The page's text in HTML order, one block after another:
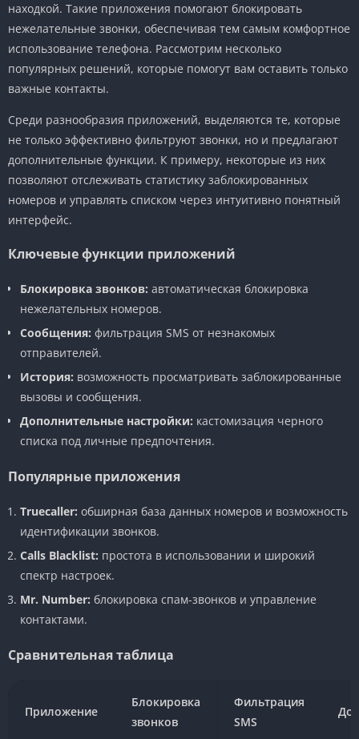
находкой. Такие приложения помогают блокировать
нежелательные звонки, обеспечивая тем самым комфортное
использование телефона. Рассмотрим несколько
популярных решений, которые помогут вам оставить только
важные контакты.
Среди разнообразия приложений, выделяются те, которые
не только эффективно фильтруют звонки, но и предлагают
дополнительные функции. К примеру, некоторые из них
позволяют отслеживать статистику заблокированных
номеров и управлять списком через интуитивно понятный
интерфейс.
Ключевые функции приложений
Блокировка звонков: автоматическая блокировка
нежелательных номеров.
Сообщения: фильтрация SMS от незнакомых
отправителей.
История: возможность просматривать заблокированные
вызовы и сообщения.
Дополнительные настройки: кастомизация черного
списка под личные предпочтения.
Популярные приложения
Truecaller: обширная база данных номеров и возможность
идентификации звонков.
Calls Blacklist: простота в использовании и широкий
спектр настроек.
Mr. Number: блокировка спам-звонков и управление
контактами.
Сравнительная таблица
Приложение
Блокировка
звонков
Фильтрация
SMS